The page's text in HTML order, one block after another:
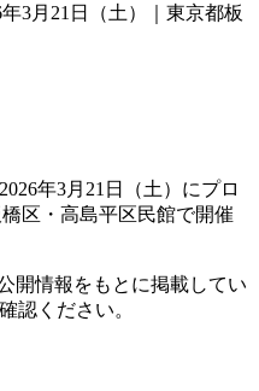
年3月21日（土）｜東京都板
年3月21日（土）にプロ
区・高島平区民館で開催
開情報をもとに掲載してい
認ください。